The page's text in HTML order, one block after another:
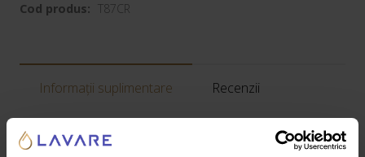
Cod produs: T87CR
Informații suplimentare Recenzii
Greutate:0,2 kg